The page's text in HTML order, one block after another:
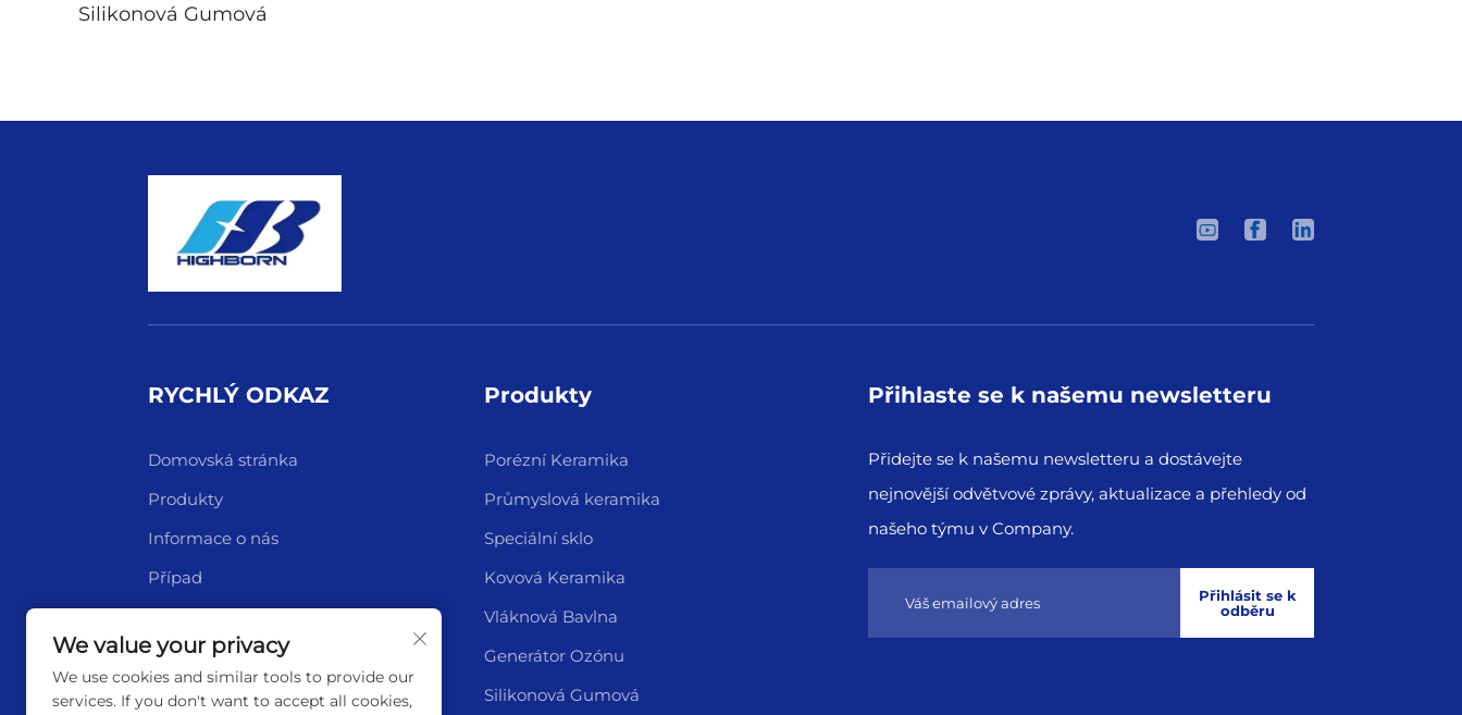
Silikonová Gumová
RYCHLÝ ODKAZ
Domovská stránka
Produkty
Informace o nás
Případ
Kontakt
Produkty
Porézní Keramika
Průmyslová keramika
Speciální sklo
Kovová Keramika
Vláknová Bavlna
Generátor Ozónu
Silikonová Gumová
Přihlaste se k našemu newsletteru
Přidejte se k našemu newsletteru a dostávejte
nejnovější odvětvové zprávy, aktualizace a přehledy od
našeho týmu v Company.
Přihlásit se k
odběru
We value your privacy
We use cookies and similar tools to provide our
services. If you don't want to accept all cookies,